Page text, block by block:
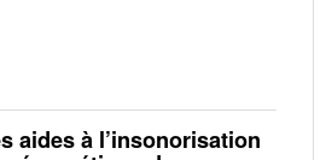
aides à l’insonorisation